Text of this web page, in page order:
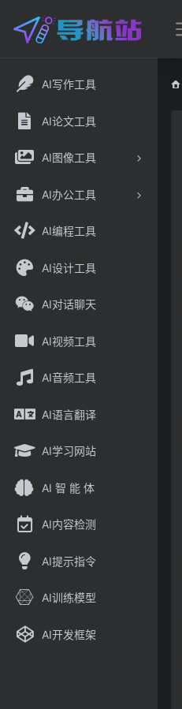
AI写作工具
AI论文工具
AI图像工具
AI办公工具
AI编程工具
AI设计工具
AI对话聊天
AI视频工具
AI音频工具
AI语言翻译
AI学习网站
AI 智 能 体
AI内容检测
AI提示指令
AI训练模型
AI开发框架